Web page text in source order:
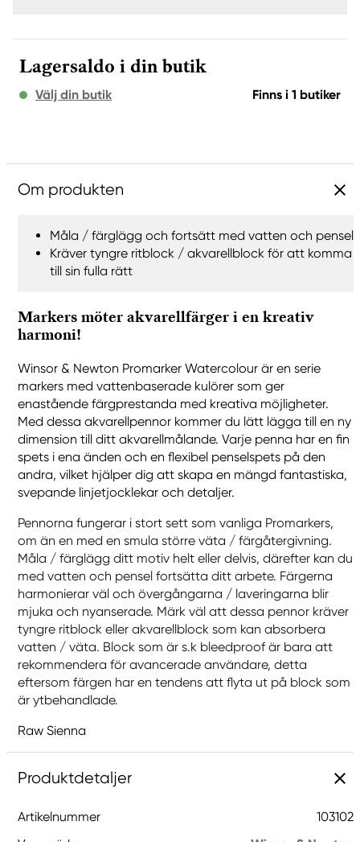
Lagersaldo i din butik
Välj din butik Finns i 1 butiker
Om produkten
Måla / färglägg och fortsätt med vatten och pensel
Kräver tyngre ritblock / akvarellblock för att komma
till sin fulla rätt
Markers möter akvarellfärger i en kreativ
harmoni!
Winsor & Newton Promarker Watercolour är en serie
markers med vattenbaserade kulörer som ger
enastående färgprestanda med kreativa möjligheter.
Med dessa akvarellpennor kommer du lätt lägga till en ny
dimension till ditt akvarellmålande. Varje penna har en fin
spets i ena änden och en flexibel penselspets på den
andra, vilket hjälper dig att skapa en mängd fantastiska,
svepande linjetjocklekar och detaljer.
Pennorna fungerar i stort sett som vanliga Promarkers,
om än en med en smula större väta / färgåtergivning.
Måla / färglägg ditt motiv helt eller delvis, därefter kan du
med vatten och pensel fortsätta ditt arbete. Färgerna
harmonierar väl och övergångarna / laveringarna blir
mjuka och nyanserade. Märk väl att dessa pennor kräver
tyngre ritblock eller akvarellblock som kan absorbera
vatten / väta. Block som är s.k bleedproof är bara att
rekommendera för avancerade användare, detta
eftersom färgen har en tendens att flyta ut på block som
är ytbehandlade.
Raw Sienna
Produktdetaljer
Artikelnummer
103102